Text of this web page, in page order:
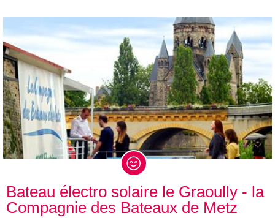
Bateau électro solaire le Graoully - la
Compagnie des Bateaux de Metz